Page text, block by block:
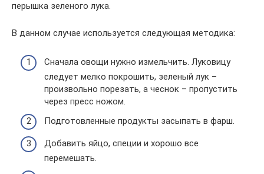
перышка зеленого лука.
В данном случае используется следующая методика:
Сначала овощи нужно измельчить. Луковицу
следует мелко покрошить, зеленый лук –
произвольно порезать, а чеснок – пропустить
через пресс ножом.
Подготовленные продукты засыпать в фарш.
Добавить яйцо, специи и хорошо все
перемешать.